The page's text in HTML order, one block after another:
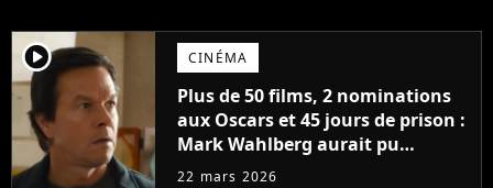
player2 CINÉMA
Plus de 50 films, 2 nominations
aux Oscars et 45 jours de prison :
Mark Wahlberg aurait pu
compromettre son avenir à
22 mars 2026